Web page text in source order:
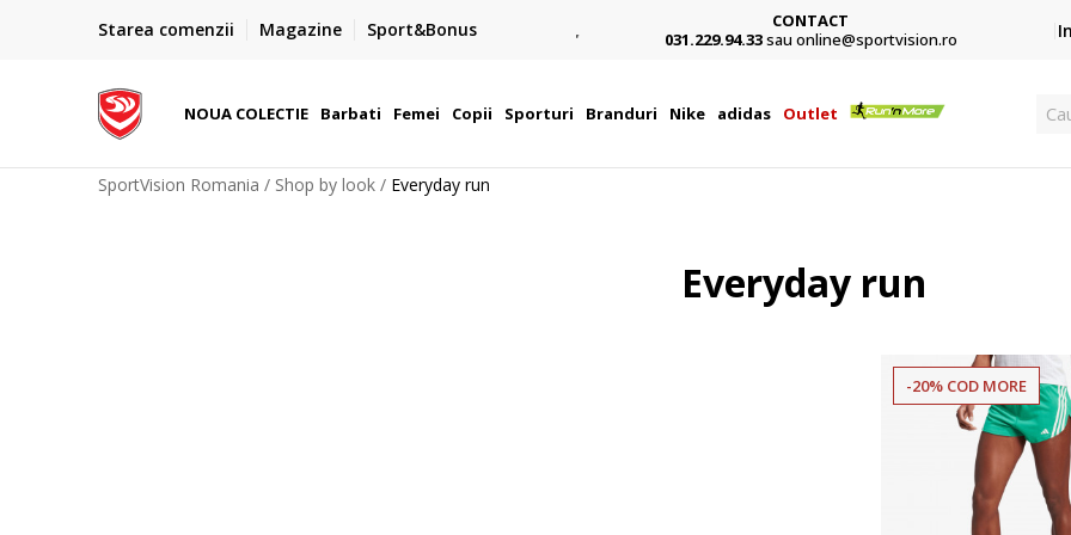
Starea comenzii Magazine Sport&Bonus
Plateste cu cardul in siguranta prin WSPay - Visa, MasterCard,
CONTACT
031.229.94.33sau online@sportvision.ro
NOUA COLECTIE Barbati Femei Copii Sporturi Branduri Nike adidas Outlet
SportVision Romania Shop by look Everyday run
Everyday run
-20% COD MORE